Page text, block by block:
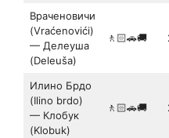
Враченовичи
(Vraćenovići)
— Делеуша
(Deleuša)
🚶🏻🚗🚚
Илино Брдо
(Ilino brdo)
— Клобук
(Klobuk)
🚶🏻🚗🚚